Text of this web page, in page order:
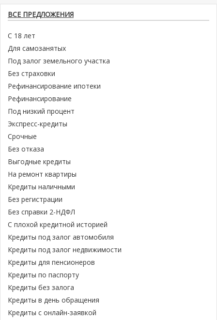
ВСЕ ПРЕДЛОЖЕНИЯ
С 18 лет
Для самозанятых
Под залог земельного участка
Без страховки
Рефинансирование ипотеки
Рефинансирование
Под низкий процент
Экспресс-кредиты
Срочные
Без отказа
Выгодные кредиты
На ремонт квартиры
Кредиты наличными
Без регистрации
Без справки 2-НДФЛ
С плохой кредитной историей
Кредиты под залог автомобиля
Кредиты под залог недвижимости
Кредиты для пенсионеров
Кредиты по паспорту
Кредиты без залога
Кредиты в день обращения
Кредиты с онлайн-заявкой